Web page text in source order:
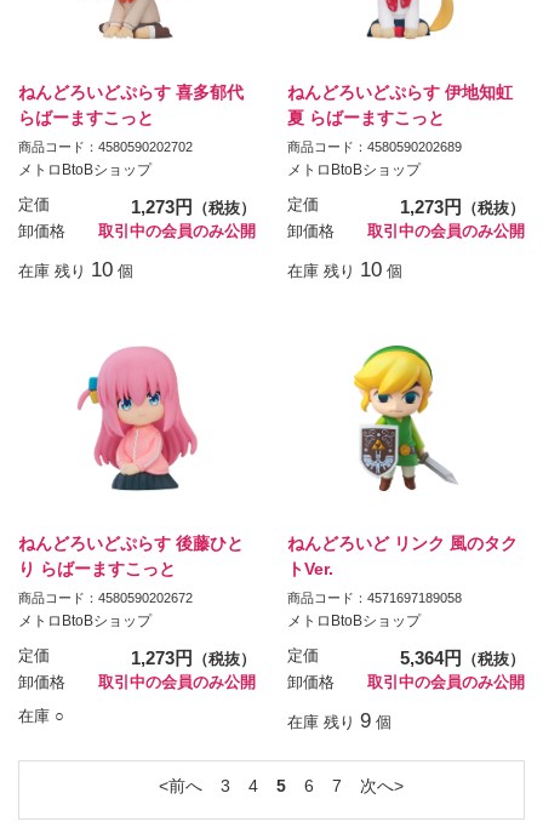
ねんどろいどぷらす 喜多郁代
らばーますこっと
商品コード：4580590202702
メトロBtoBショップ
定価 1,273円
（税抜）
卸価格
取引中の会員のみ公開
在庫 残り 10 個
ねんどろいどぷらす 伊地知虹
夏 らばーますこっと
商品コード：4580590202689
メトロBtoBショップ
定価 1,273円
（税抜）
卸価格
取引中の会員のみ公開
在庫 残り 10 個
ねんどろいどぷらす 後藤ひと
り らばーますこっと
商品コード：4580590202672
メトロBtoBショップ
定価 1,273円
（税抜）
卸価格
取引中の会員のみ公開
在庫 ○
ねんどろいど リンク 風のタク
トVer.
商品コード：4571697189058
メトロBtoBショップ
定価 5,364円
（税抜）
卸価格
取引中の会員のみ公開
在庫 残り 9 個
前へ 3 4 5 6 7 次へ